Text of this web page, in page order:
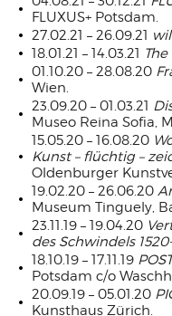
FLUXUS+ Potsdam.
27.02.21 – 26.09.21
18.01.21 – 14.03.21
01.10.20 – 28.08.20
Wien.
23.09.20 – 01.03.21
Museo Reina Sofia,
15.05.20 – 16.08.20
Kunst – flüchtig –
Oldenburger
19.02.20 – 26.06.20
Museum Tinguely,
23.11.19 – 19.04.20
des Schwindels
18.10.19 – 17.11.19
Potsdam c/o
20.09.19 – 05.01.20
Kunsthaus Zürich.